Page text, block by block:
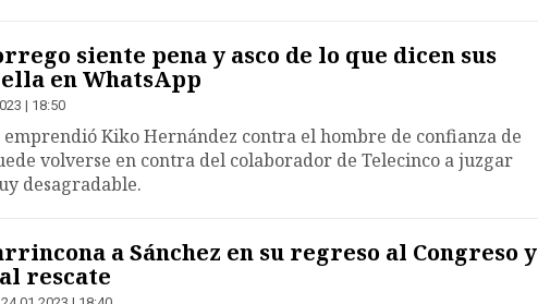
siente pena y asco de lo que dicen sus
en WhatsApp
| 18:50
Kiko Hernández contra el hombre de confianza de
volverse en contra del colaborador de Telecinco a juzgar
desagradable.
a Sánchez en su regreso al Congreso y
rescate